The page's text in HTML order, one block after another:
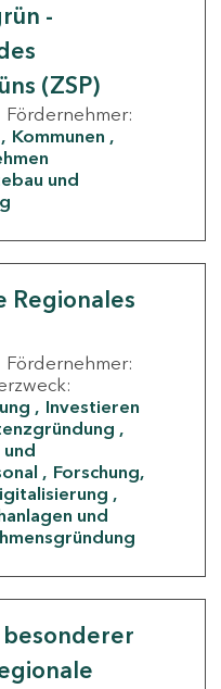
-
(ZSP)
Fördernehmer:
Kommunen
und
Regionales
Fördernehmer:
Investieren
Forschung,
und